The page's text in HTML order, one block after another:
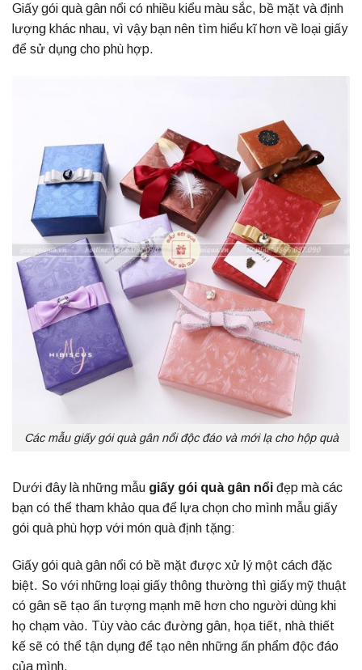
Giấy gói quà gân nổi có nhiều kiểu màu sắc, bề mặt và định
lượng khác nhau, vì vậy bạn nên tìm hiểu kĩ hơn về loại giấy
để sử dụng cho phù hợp.
Các mẫu giấy gói quà gân nổi độc đáo và mới lạ cho hộp quà
Dưới đây là những mẫu giấy gói quà gân nổi đẹp mà các
bạn có thể tham khảo qua để lựa chọn cho mình mẫu giấy
gói quà phù hợp với món quà định tặng:
Giấy gói quà gân nổi có bề mặt được xử lý một cách đặc
biệt. So với những loại giấy thông thường thì giấy mỹ thuật
có gân sẽ tạo ấn tượng mạnh mẽ hơn cho người dùng khi
họ chạm vào. Tùy vào các đường gân, họa tiết, nhà thiết
kế sẽ có thể tận dụng để tạo nên những ấn phẩm độc đáo
của mình.